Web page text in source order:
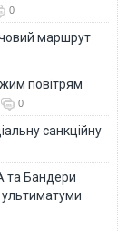
0
маршрут
повітрям
0
санкційну
та Бандери
ультиматуми